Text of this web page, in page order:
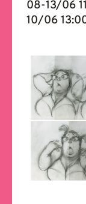
08-13/06
10/06